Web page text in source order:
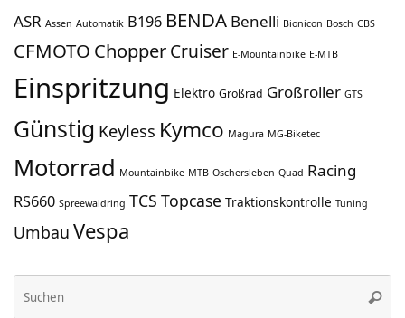
ASR Assen Automatik B196 BENDA Benelli Bionicon Bosch CBS
CFMOTO ChopperCruiser E-Mountainbike E-MTB
Einspritzung Elektro Großrad Großroller GTS
Günstig Keyless Kymco Magura MG-Biketec
Motorrad Mountainbike MTB Oschersleben Quad Racing
RS660 Spreewaldring TCS Topcase Traktionskontrolle Tuning
Umbau Vespa